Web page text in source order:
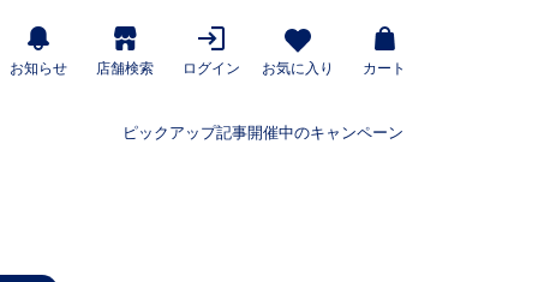
お知らせ 店舗検索 ログイン お気に入り カート
ピックアップ記事開催中のキャンペーン